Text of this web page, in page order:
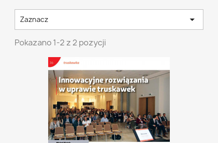
Zaznacz 
Pokazano 1-2 z 2 pozycji